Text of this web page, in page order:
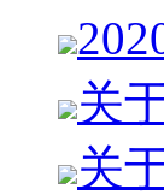
关
关